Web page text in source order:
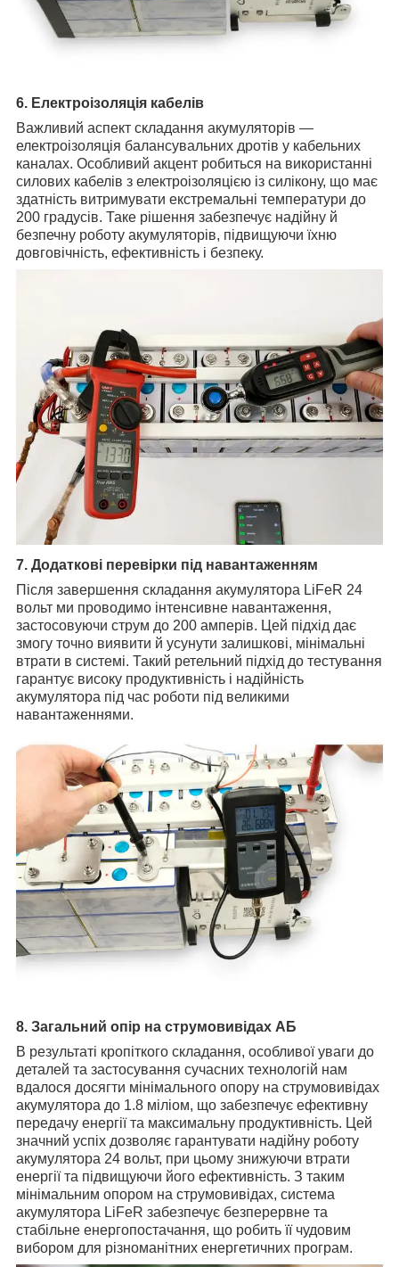
6. Електроізоляція кабелів
Важливий аспект складання акумуляторів —
електроізоляція балансувальних дротів у кабельних
каналах. Особливий акцент робиться на використанні
силових кабелів з електроізоляцією із силікону, що має
здатність витримувати екстремальні температури до
200 градусів. Таке рішення забезпечує надійну й
безпечну роботу акумуляторів, підвищуючи їхню
довговічність, ефективність і безпеку.
7. Додаткові перевірки під навантаженням
Після завершення складання акумулятора LiFeR 24
вольт ми проводимо інтенсивне навантаження,
застосовуючи струм до 200 амперів. Цей підхід дає
змогу точно виявити й усунути залишкові, мінімальні
втрати в системі. Такий ретельний підхід до тестування
гарантує високу продуктивність і надійність
акумулятора під час роботи під великими
навантаженнями.
8. Загальний опір на струмовивідах АБ
В результаті кропіткого складання, особливої уваги до
деталей та застосування сучасних технологій нам
вдалося досягти мінімального опору на струмовивідах
акумулятора до 1.8 міліом, що забезпечує ефективну
передачу енергії та максимальну продуктивність. Цей
значний успіх дозволяє гарантувати надійну роботу
акумулятора 24 вольт, при цьому знижуючи втрати
енергії та підвищуючи його ефективність. З таким
мінімальним опором на струмовивідах, система
акумулятора LiFeR забезпечує безперервне та
стабільне енергопостачання, що робить її чудовим
вибором для різноманітних енергетичних програм.